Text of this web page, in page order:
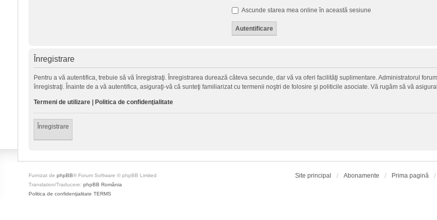
Ascunde starea mea online în această sesiune
Înregistrare
Pentru a vă autentifica, trebuie să vă înregistraţi. Înregistrarea durează câteva secunde, dar vă va oferi facilităţi suplimentare. Administratorul
înregistraţi. Înainte de a vă autentifica, asiguraţi-vă că sunteţi familiarizat cu termenii noştri de folosire şi politicile asociate. Vă rugăm să vă
Termeni de utilizare| Politica de confidenţialitate
Înregistrare
Site principal Abonamente Prima pagină
Furnizat de phpBB® Forum Software © phpBB Limited
Translation/Traducere: phpBB România
Politica de confidenţialitate TERMS